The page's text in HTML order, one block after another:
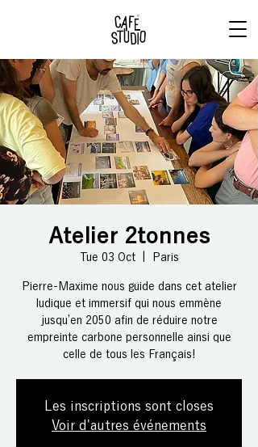
Atelier 2tonnes
Tue 03 Oct
  |
Paris
Pierre-Maxime nous guide dans cet atelier
ludique et immersif qui nous emmène
jusqu’en 2050 afin de réduire notre
empreinte carbone personnelle ainsi que
celle de tous les Français!
Les inscriptions sont closes
Voir d'autres événements